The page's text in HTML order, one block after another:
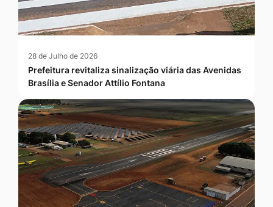
28 de Julho de 2026
Prefeitura revitaliza sinalização viária das Avenidas
Brasília e Senador Attílio Fontana